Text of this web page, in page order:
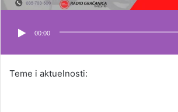
00:00
Teme i aktuelnosti: